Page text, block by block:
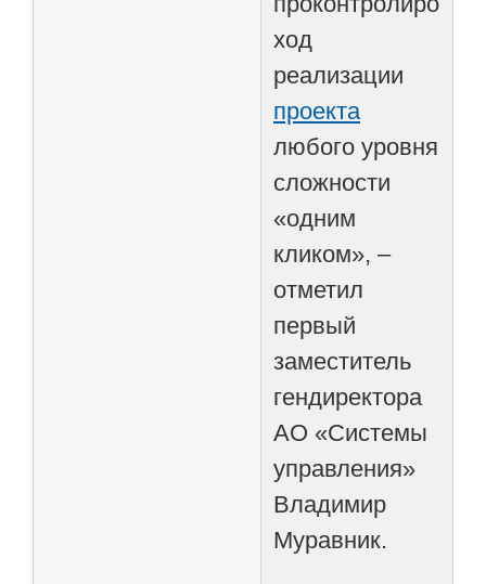
ход
реализации
проекта
любого уровня
сложности
«одним
кликом», –
отметил
первый
заместитель
гендиректора
АО «Системы
управления»
Владимир
Муравник.